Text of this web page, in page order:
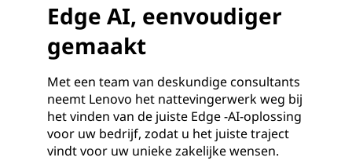
Edge AI, eenvoudiger
gemaakt
Met een team van deskundige consultants
neemt Lenovo het nattevingerwerk weg bij
het vinden van de juiste Edge -AI-oplossing
voor uw bedrijf, zodat u het juiste traject
vindt voor uw unieke zakelijke wensen.